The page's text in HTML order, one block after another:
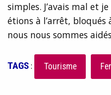
simples. J’avais mal et
étions à l’arrêt,
nous nous sommes
TAGS: Tourisme